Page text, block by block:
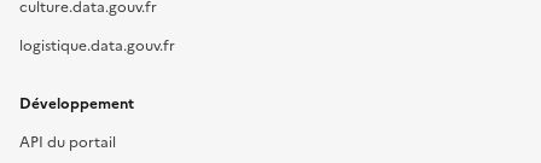
culture.data.gouv.fr
logistique.data.gouv.fr
Développement
API du portail